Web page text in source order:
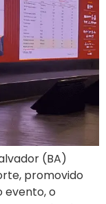
(BA)
promovido
evento, o